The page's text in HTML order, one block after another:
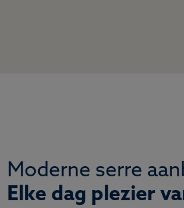
Moderne serre
Elke dag plezier